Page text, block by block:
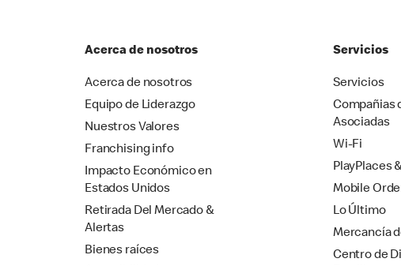
Acerca de nosotros
Acerca de nosotros
Equipo de Liderazgo
Nuestros Valores
Franchising info
Impacto Económico en
Estados Unidos
Retirada Del Mercado &
Alertas
Bienes raíces
Servicios
Servicios
Compañias
Asociadas
Wi-Fi
PlayPlaces
Mobile
Lo Último
Mercancía
Centro de